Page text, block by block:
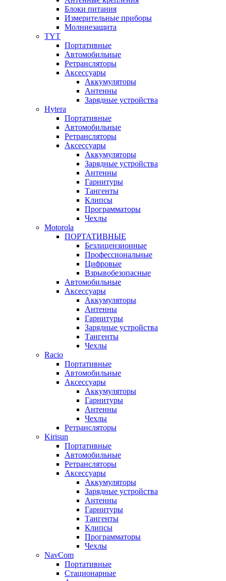
Блоки питания
Измерительные приборы
Молниезащита
TYT
Портативные
Автомобильные
Ретрансляторы
Аксессуары
Аккумуляторы
Антенны
Зарядные устройства
Hytera
Портативные
Автомобильные
Ретрансляторы
Аксессуары
Аккумуляторы
Зарядные устройства
Антенны
Гарнитуры
Тангенты
Клипсы
Программаторы
Чехлы
Motorola
ПОРТАТИВНЫЕ
Безлицензионные
Профессиональные
Цифровые
Взрывобезопасные
Автомобильные
Аксессуары
Аккумуляторы
Антенны
Гарнитуры
Зарядные устройства
Тангенты
Чехлы
Racio
Портативные
Автомобильные
Аксессуары
Аккумуляторы
Гарнитуры
Антенны
Чехлы
Ретрансляторы
Kirisun
Портативные
Автомобильные
Ретрансляторы
Аксессуары
Аккумуляторы
Зарядные устройства
Антенны
Гарнитуры
Тангенты
Клипсы
Программаторы
Чехлы
NavCom
Портативные
Стационарные